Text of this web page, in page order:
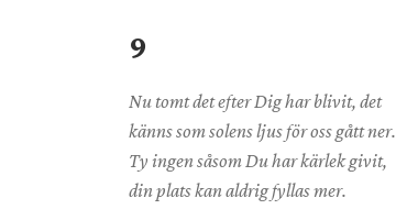
9
Nu tomt det efter Dig har blivit, det
känns som solens ljus för oss gått ner.
Ty ingen såsom Du har kärlek givit,
din plats kan aldrig fyllas mer.